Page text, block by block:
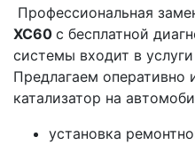
Профессиональная
ХС60 с бесплатной
системы входит в
Предлагаем оперативно
катализатор на
установка